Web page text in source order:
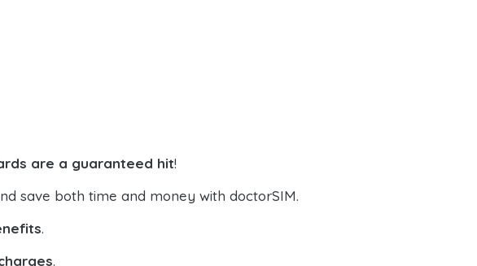
are a guaranteed hit!
save both time and money with doctorSIM.
.
.